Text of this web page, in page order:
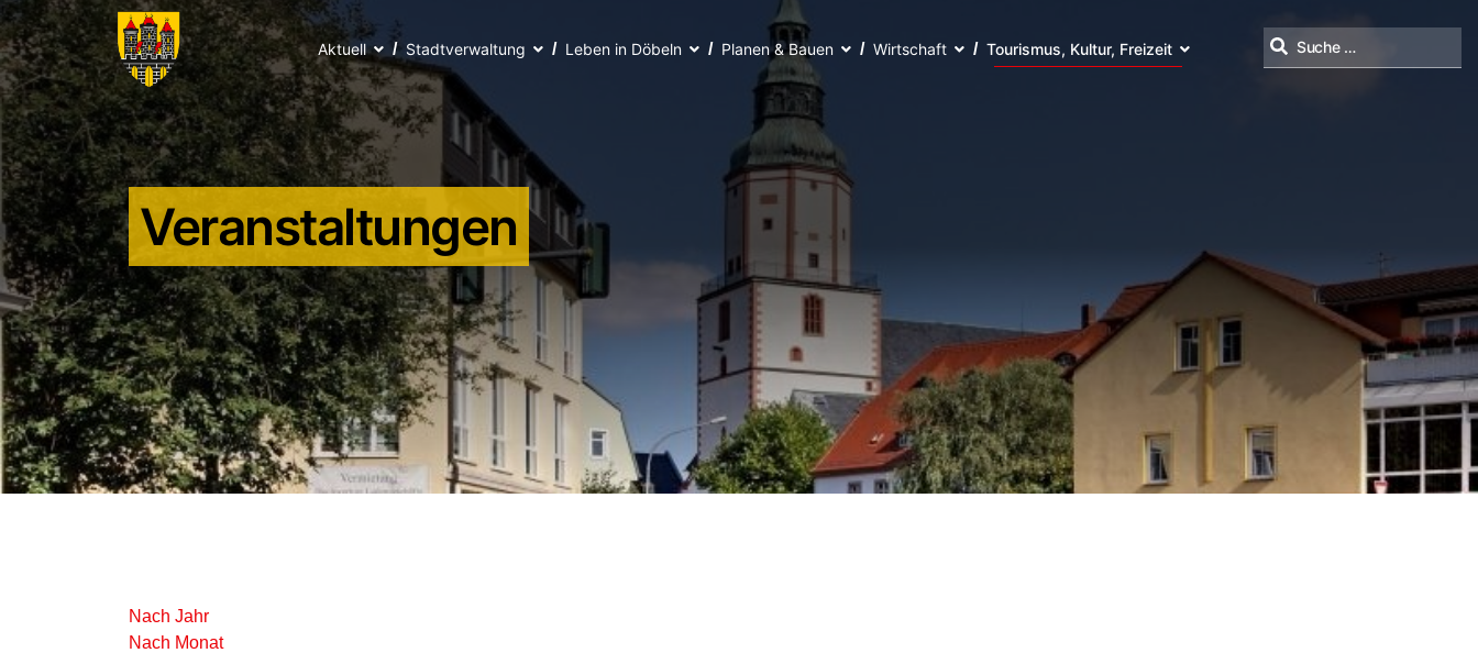
Aktuell Stadtverwaltung Leben in Döbeln Planen & Bauen Wirtschaft Tourismus, Kultur, Freizeit
Veranstaltungen
Nach Jahr
Nach Monat